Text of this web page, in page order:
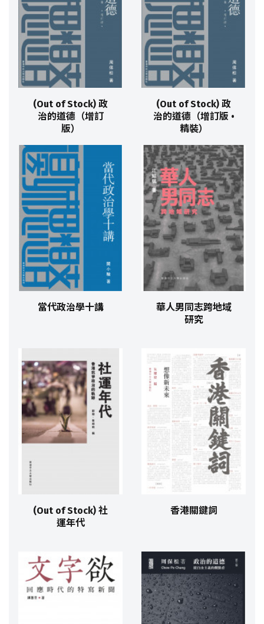
(Out of Stock) 政
治的道德（增訂
版）
(Out of Stock) 政
治的道德（增訂版 •
精裝）
當代政治學十講
華人男同志跨地域
研究
(Out of Stock) 社
運年代
香港關鍵詞